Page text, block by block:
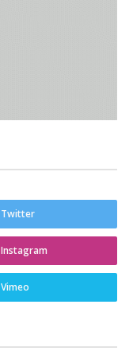
Twitter
Instagram
Vimeo